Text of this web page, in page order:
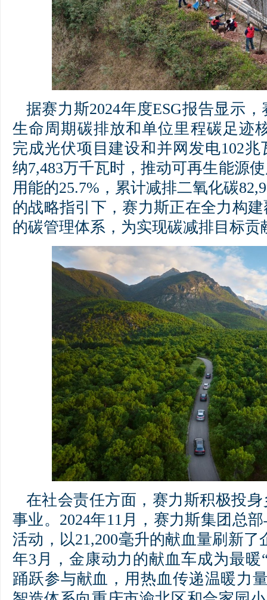
据赛力斯2024年度ESG报告显示
生命周期碳排放和单位里程碳足迹
完成光伏项目建设和并网发电102
纳7,483万千瓦时，推动可再生能源
用能的25.7%，累计减排二氧化碳
的战略指引下，赛力斯正在全力构
的碳管理体系，为实现碳减排目标贡
在社会责任方面，赛力斯积极投
事业。2024年11月，赛力斯集团总
活动，以21,200毫升的献血量刷新
年3月，金康动力的献血车成为最暖
踊跃参与献血，用热血传递温暖力